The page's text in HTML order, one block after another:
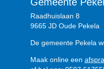
Raadhuislaan 8
9665 JD Oude Pekela
De gemeente Pekela
Maak online een